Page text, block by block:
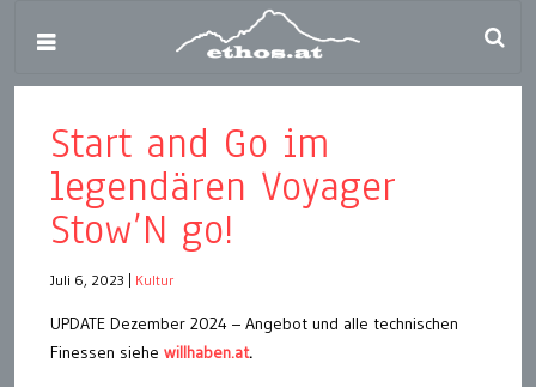
Start and Go im
legendären Voyager
Stow’N go!
Juli 6, 2023 Kultur
UPDATE Dezember 2024 – Angebot und alle technischen
Finessen siehe willhaben.at.